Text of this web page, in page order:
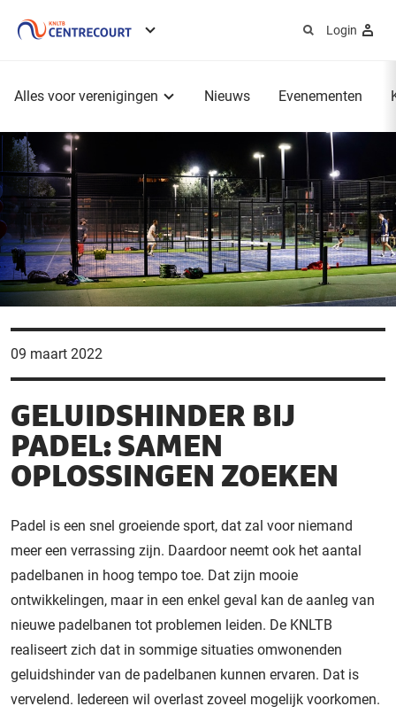
Login
Alles voor verenigingen Nieuws Evenementen
09 maart 2022
GELUIDSHINDER BIJ
PADEL: SAMEN
OPLOSSINGEN ZOEKEN
Padel is een snel groeiende sport, dat zal voor niemand
meer een verrassing zijn. Daardoor neemt ook het aantal
padelbanen in hoog tempo toe. Dat zijn mooie
ontwikkelingen, maar in een enkel geval kan de aanleg van
nieuwe padelbanen tot problemen leiden. De KNLTB
realiseert zich dat in sommige situaties omwonenden
geluidshinder van de padelbanen kunnen ervaren. Dat is
vervelend. Iedereen wil overlast zoveel mogelijk voorkomen.